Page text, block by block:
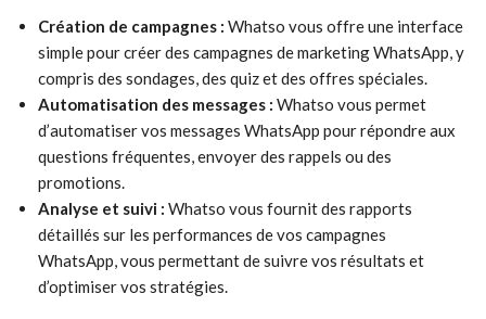
Création de campagnes : Whatso vous offre une interface
simple pour créer des campagnes de marketing WhatsApp, y
compris des sondages, des quiz et des offres spéciales.
Automatisation des messages : Whatso vous permet
d’automatiser vos messages WhatsApp pour répondre aux
questions fréquentes, envoyer des rappels ou des
promotions.
Analyse et suivi : Whatso vous fournit des rapports
détaillés sur les performances de vos campagnes
WhatsApp, vous permettant de suivre vos résultats et
d’optimiser vos stratégies.